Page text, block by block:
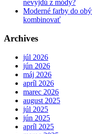
nevyjdú z módy?
Moderné farby do
kombinovať
Archives
júl 2026
jún 2026
máj 2026
apríl 2026
marec 2026
august 2025
júl 2025
jún 2025
apríl 2025